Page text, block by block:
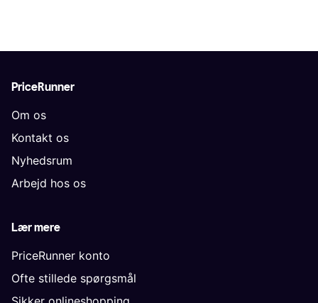
PriceRunner
Om os
Kontakt os
Nyhedsrum
Arbejd hos os
Lær mere
PriceRunner konto
Ofte stillede spørgsmål